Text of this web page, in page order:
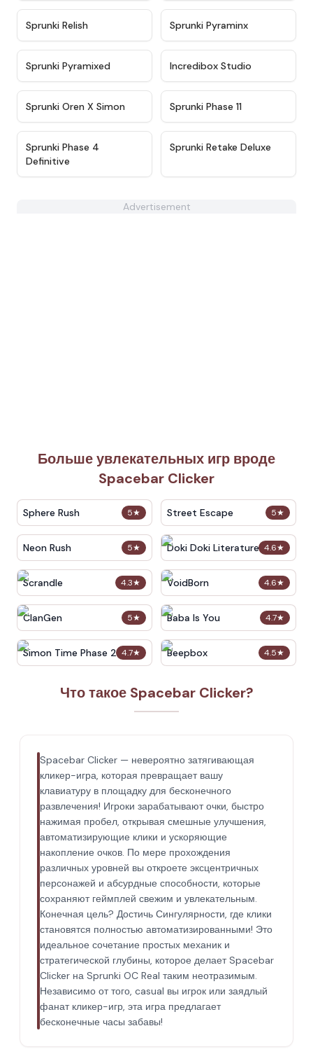
Sprunki Relish Sprunki Pyraminx
Sprunki Pyramixed Incredibox Studio
★ 4.8
Sprunki Oren X Simon Sprunki Phase 11
Sprunki Phase 4
Definitive
★ 4.6
Sprunki Retake Deluxe
Advertisement
Больше увлекательных игр вроде
Spacebar Clicker
5★
Sphere Rush 5★
Street Escape
5★
Neon Rush 4.6★
Doki Doki Literature Club
4.3★
Scrandle 4.6★
VoidBorn
5★
ClanGen 4.7★
Baba Is You
4.7★
Simon Time Phase 2 4.5★
Beepbox
Что такое Spacebar Clicker?
Spacebar Clicker — невероятно затягивающая
кликер-игра, которая превращает вашу
клавиатуру в площадку для бесконечного
развлечения! Игроки зарабатывают очки, быстро
нажимая пробел, открывая смешные улучшения,
автоматизирующие клики и ускоряющие
накопление очков. По мере прохождения
различных уровней вы откроете эксцентричных
персонажей и абсурдные способности, которые
сохраняют геймплей свежим и увлекательным.
Конечная цель? Достичь Сингулярности, где клики
становятся полностью автоматизированными! Это
идеальное сочетание простых механик и
стратегической глубины, которое делает Spacebar
Clicker на Sprunki OC Real таким неотразимым.
Независимо от того, casual вы игрок или заядлый
фанат кликер-игр, эта игра предлагает
бесконечные часы забавы!